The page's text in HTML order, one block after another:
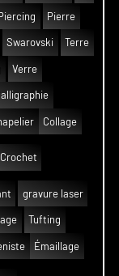
Pierre
Swarovski Terre
Verre
Collage
Crochet
gravure laser
Tufting
Émaillage